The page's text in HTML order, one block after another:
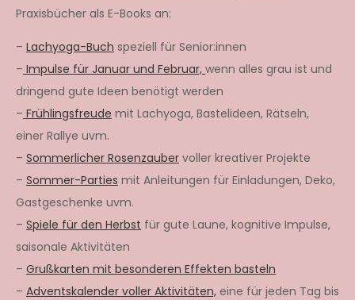
Praxisbücher als E-Books an:
– Lachyoga-Buch speziell für Senior:innen
– Impulse für Januar und Februar, wenn alles grau ist und
dringend gute Ideen benötigt werden
– Frühlingsfreude mit Lachyoga, Bastelideen, Rätseln,
einer Rallye uvm.
– Sommerlicher Rosenzauber voller kreativer Projekte
– Sommer-Parties mit Anleitungen für Einladungen, Deko,
Gastgeschenke uvm.
– Spiele für den Herbst für gute Laune, kognitive Impulse,
saisonale Aktivitäten
– Grußkarten mit besonderen Effekten basteln
– Adventskalender voller Aktivitäten, eine für jeden Tag bis